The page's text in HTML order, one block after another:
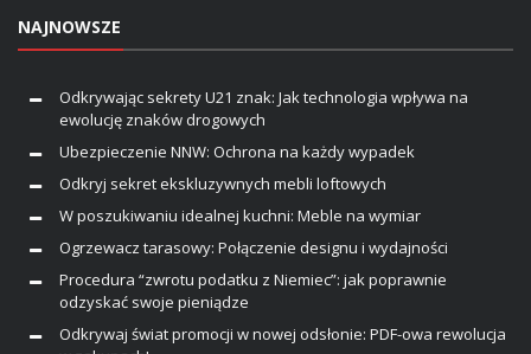
NAJNOWSZE
Odkrywając sekrety U21 znak: Jak technologia wpływa na
ewolucję znaków drogowych
Ubezpieczenie NNW: Ochrona na każdy wypadek
Odkryj sekret ekskluzywnych mebli loftowych
W poszukiwaniu idealnej kuchni: Meble na wymiar
Ogrzewacz tarasowy: Połączenie designu i wydajności
Procedura “zwrotu podatku z Niemiec”: jak poprawnie
odzyskać swoje pieniądze
Odkrywaj świat promocji w nowej odsłonie: PDF-owa rewolucja